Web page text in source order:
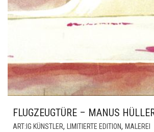
FLUGZEUGTÜRE – MANUS
ART:IG KÜNSTLER, LIMITIERTE EDITION, MALEREI